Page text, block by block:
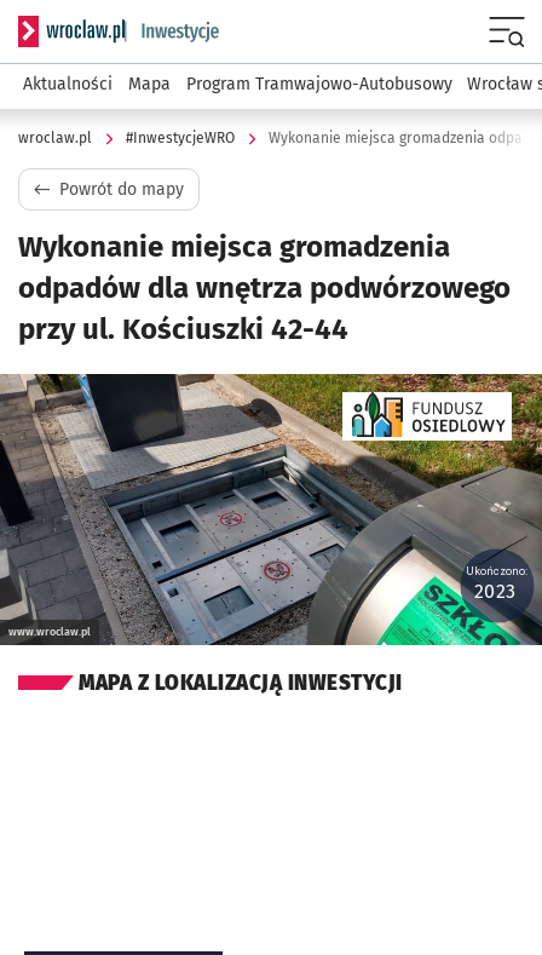
Serwis informacyjny wroclaw.pl podserwis:
Aktualności Mapa Program Tramwajowo-Autobusowy Wrocław
wroclaw.pl #InwestycjeWRO
Powrót do mapy
Wykonanie miejsca gromadzenia
odpadów dla wnętrza podwórzowego
przy ul. Kościuszki 42-44
Kliknij, aby powiększyć
www.wroclaw.pl
Ukończono:
2023
MAPA Z LOKALIZACJĄ INWESTYCJI